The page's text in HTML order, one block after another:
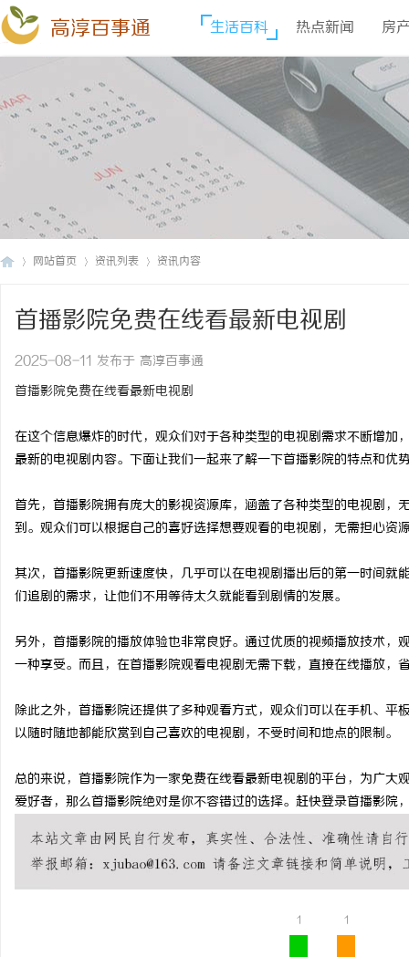
高淳百事通 生活百科 热点新闻 房
网站首页 资讯列表 资讯内容
首播影院免费在线看最新电视剧
2025-08-11 发布于 高淳百事通
首播影院免费在线看最新电视剧
在这个信息爆炸的时代，观众们对于各种类型的电视剧需求不断增
最新的电视剧内容。下面让我们一起来了解一下首播影院的特点和优
首先，首播影院拥有庞大的影视资源库，涵盖了各种类型的电视剧
到。观众们可以根据自己的喜好选择想要观看的电视剧，无需担心资
其次，首播影院更新速度快，几乎可以在电视剧播出后的第一时间
们追剧的需求，让他们不用等待太久就能看到剧情的发展。
另外，首播影院的播放体验也非常良好。通过优质的视频播放技术
一种享受。而且，在首播影院观看电视剧无需下载，直接在线播放，
除此之外，首播影院还提供了多种观看方式，观众们可以在手机、
以随时随地都能欣赏到自己喜欢的电视剧，不受时间和地点的限制。
总的来说，首播影院作为一家免费在线看最新电视剧的平台，为广
爱好者，那么首播影院绝对是你不容错过的选择。赶快登录首播影院
1 1
商标购买：即买即用，